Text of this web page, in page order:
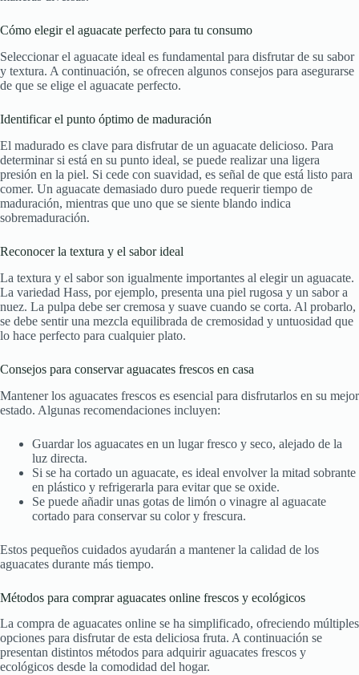
Cómo elegir el aguacate perfecto para tu consumo
Seleccionar el aguacate ideal es fundamental para disfrutar de su sabor
y textura. A continuación, se ofrecen algunos consejos para asegurarse
de que se elige el aguacate perfecto.
Identificar el punto óptimo de maduración
El madurado es clave para disfrutar de un aguacate delicioso. Para
determinar si está en su punto ideal, se puede realizar una ligera
presión en la piel. Si cede con suavidad, es señal de que está listo para
comer. Un aguacate demasiado duro puede requerir tiempo de
maduración, mientras que uno que se siente blando indica
sobremaduración.
Reconocer la textura y el sabor ideal
La textura y el sabor son igualmente importantes al elegir un aguacate.
La variedad Hass, por ejemplo, presenta una piel rugosa y un sabor a
nuez. La pulpa debe ser cremosa y suave cuando se corta. Al probarlo,
se debe sentir una mezcla equilibrada de cremosidad y untuosidad que
lo hace perfecto para cualquier plato.
Consejos para conservar aguacates frescos en casa
Mantener los aguacates frescos es esencial para disfrutarlos en su mejor
estado. Algunas recomendaciones incluyen:
Guardar los aguacates en un lugar fresco y seco, alejado de la
luz directa.
Si se ha cortado un aguacate, es ideal envolver la mitad sobrante
en plástico y refrigerarla para evitar que se oxide.
Se puede añadir unas gotas de limón o vinagre al aguacate
cortado para conservar su color y frescura.
Estos pequeños cuidados ayudarán a mantener la calidad de los
aguacates durante más tiempo.
Métodos para comprar aguacates online frescos y ecológicos
La compra de aguacates online se ha simplificado, ofreciendo múltiples
opciones para disfrutar de esta deliciosa fruta. A continuación se
presentan distintos métodos para adquirir aguacates frescos y
ecológicos desde la comodidad del hogar.